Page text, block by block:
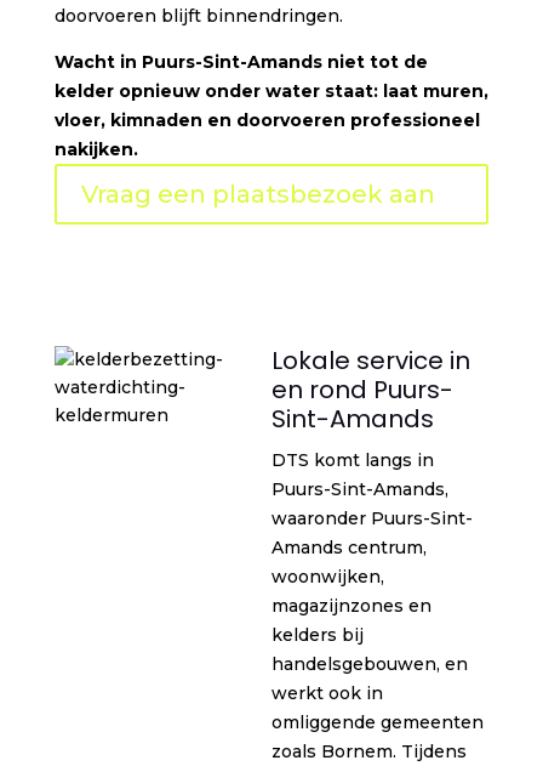
doorvoeren blijft binnendringen.
Wacht in Puurs-Sint-Amands niet tot de
kelder opnieuw onder water staat: laat muren,
vloer, kimnaden en doorvoeren professioneel
nakijken.
Vraag een plaatsbezoek aan
Lokale service in
en rond Puurs-
Sint-Amands
DTS komt langs in
Puurs-Sint-Amands,
waaronder Puurs-Sint-
Amands centrum,
woonwijken,
magazijnzones en
kelders bij
handelsgebouwen, en
werkt ook in
omliggende gemeenten
zoals Bornem. Tijdens